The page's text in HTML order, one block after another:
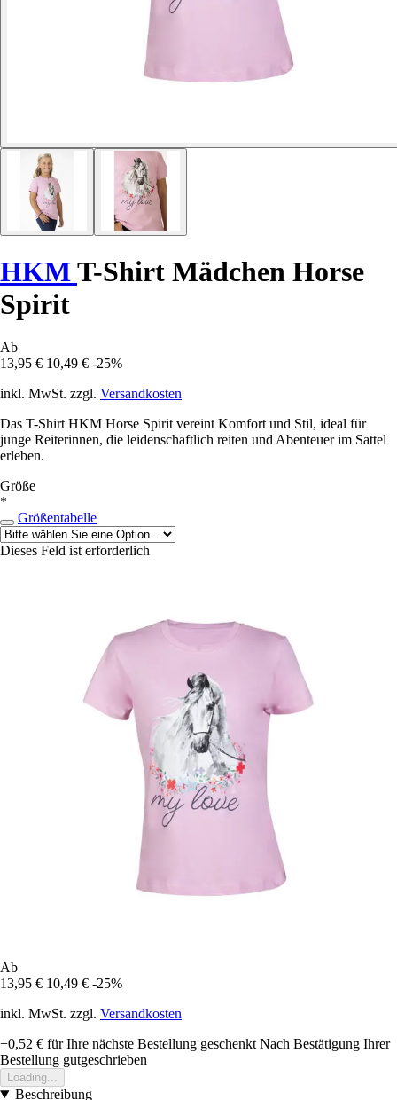
HKMT-Shirt Mädchen Horse
Spirit
Ab
13,95 € 10,49 € -25%
inkl. MwSt. zzgl. Versandkosten
Das T-Shirt HKM Horse Spirit vereint Komfort und Stil, ideal für
junge Reiterinnen, die leidenschaftlich reiten und Abenteuer im Sattel
erleben.
Größe
*
Größentabelle
Dieses Feld ist erforderlich
Ab
13,95 € 10,49 € -25%
inkl. MwSt. zzgl. Versandkosten
+0,52 € für Ihre nächste Bestellung geschenkt Nach Bestätigung Ihrer
Bestellung gutgeschrieben
Loading...
Beschreibung